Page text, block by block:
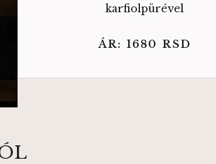
karfiolpürével
ÁR: 1680 RSD